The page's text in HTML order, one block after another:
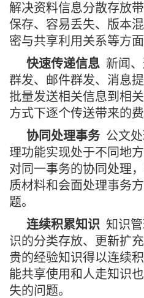
解决资料信息分散存放
保存、容易丢失、版本
密与共享利用关系等方面
快速传递信息 新闻
群发、邮件群发、消息
批量发送相关信息到相
方式下逐个传送带来的
协同处理事务公文处
理功能实现处于不同地
对同一事务的协同处理
质材料和会面处理事务
题。
连续积累知识 知识
识的分类存放、更新扩
贵的经验知识得以连续
能共享使用和人走知识
失的问题。